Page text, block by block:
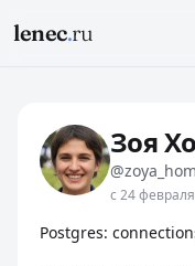
lenec.ru
Зоя
с 24
Postgres: